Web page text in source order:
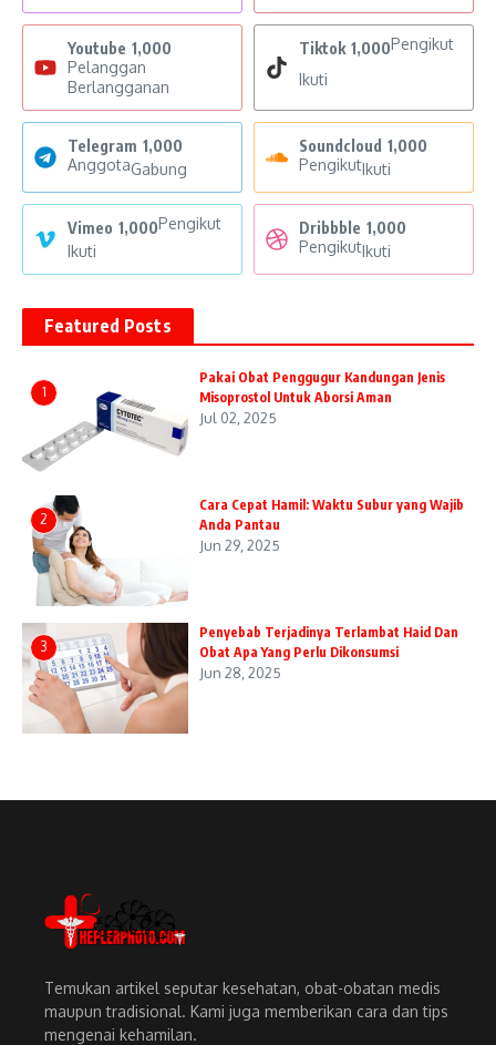
Youtube 1,000
Pelanggan
Berlangganan
Tiktok 1,000Pengikut
Ikuti
Telegram 1,000
AnggotaGabung
Soundcloud 1,000
PengikutIkuti
Vimeo 1,000Pengikut
Ikuti
Dribbble 1,000
PengikutIkuti
Featured Posts
1
Pakai Obat Penggugur Kandungan Jenis
Misoprostol Untuk Aborsi Aman
Jul 02, 2025
2
Cara Cepat Hamil: Waktu Subur yang Wajib
Anda Pantau
Jun 29, 2025
3
Penyebab Terjadinya Terlambat Haid Dan
Obat Apa Yang Perlu Dikonsumsi
Jun 28, 2025
Temukan artikel seputar kesehatan, obat-obatan medis
maupun tradisional. Kami juga memberikan cara dan tips
mengenai kehamilan.